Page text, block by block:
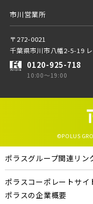
市川営業所
〒272-0021
千葉県市川市八幡2-5-19
0120-925-718
10:00～19:00
©POLUS
ポラスグループ関連リン
ポラスコーポレートサイ
ポラスの企業概要